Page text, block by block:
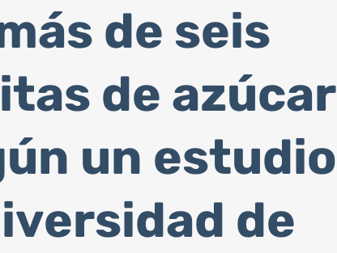
de seis
de azúcar
un estudio
de